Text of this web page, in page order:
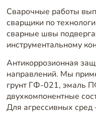
Сварочные работы
сварщики по
сварные швы
инструментальному
Антикоррозионная
направлений. Мы
грунт ГФ-021, эмаль
двухкомпонентные
Для агрессивных